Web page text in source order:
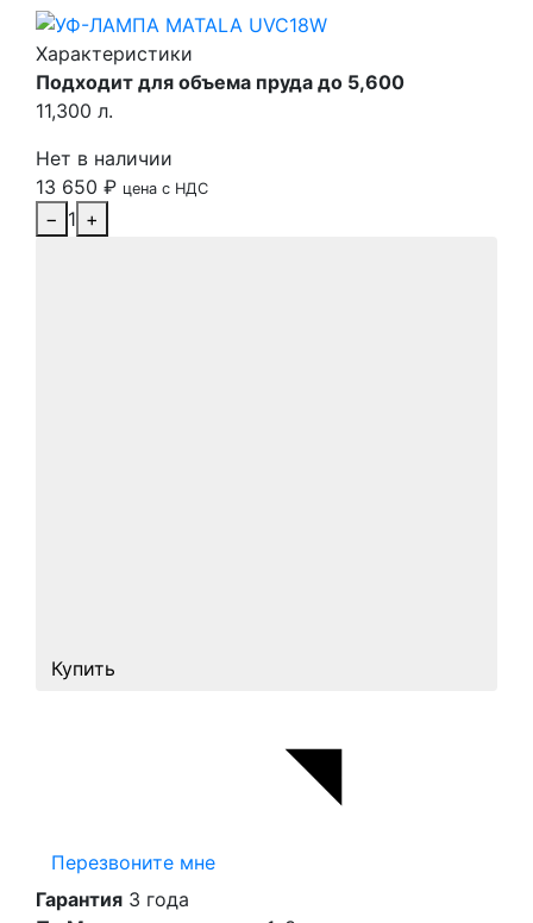
Характеристики
Подходит для объема пруда до 5,600
11,300 л.
Нет в наличии
13 650 ₽ цена с НДС
− 1 +
Купить
Перезвоните мне
Гарантия 3 года